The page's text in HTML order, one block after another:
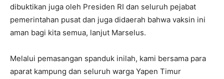
dibuktikan juga oleh Presiden RI dan seluruh pejabat
pemerintahan pusat dan juga didaerah bahwa vaksin ini
aman bagi kita semua, lanjut Marselus.
Melalui pemasangan spanduk inilah, kami bersama para
aparat kampung dan seluruh warga Yapen Timur